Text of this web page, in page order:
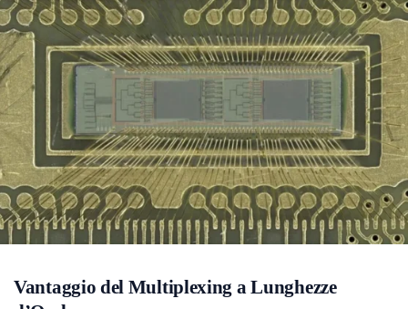
Vantaggio del Multiplexing a Lunghezze